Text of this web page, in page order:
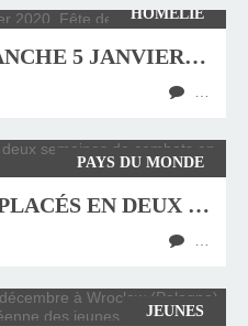
HOMÉLIE
HOMÉLIE DU DIMANCHE 5 JANVIER 2020, FÊTE DE L'EPIPHANIE
PAYS DU MONDE
PLUS DE 235.000 DÉPLACÉS EN DEUX SEMAINES DE COMBATS EN SYRIE, SELON L'ONU
JEUNES